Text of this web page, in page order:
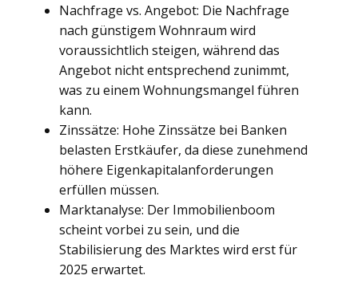
Nachfrage vs. Angebot: Die Nachfrage
nach günstigem Wohnraum wird
voraussichtlich steigen, während das
Angebot nicht entsprechend zunimmt,
was zu einem Wohnungsmangel führen
kann.
Zinssätze: Hohe Zinssätze bei Banken
belasten Erstkäufer, da diese zunehmend
höhere Eigenkapitalanforderungen
erfüllen müssen.
Marktanalyse: Der Immobilienboom
scheint vorbei zu sein, und die
Stabilisierung des Marktes wird erst für
2025 erwartet.